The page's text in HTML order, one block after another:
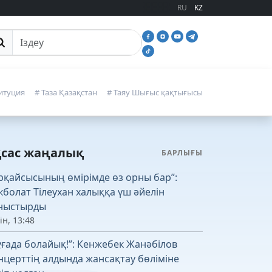
RU KZ
іздеу
# Таза Қазақстан # Таяу Шығыс қақтығысы
жаңалық БАРЛЫҒЫ
өмірімде өз орны бар”:
Тілеухан халыққа үш әйелін
13:48
болайық!”: Кенжебек Жанәбілов
алдында жансақтау бөліміне